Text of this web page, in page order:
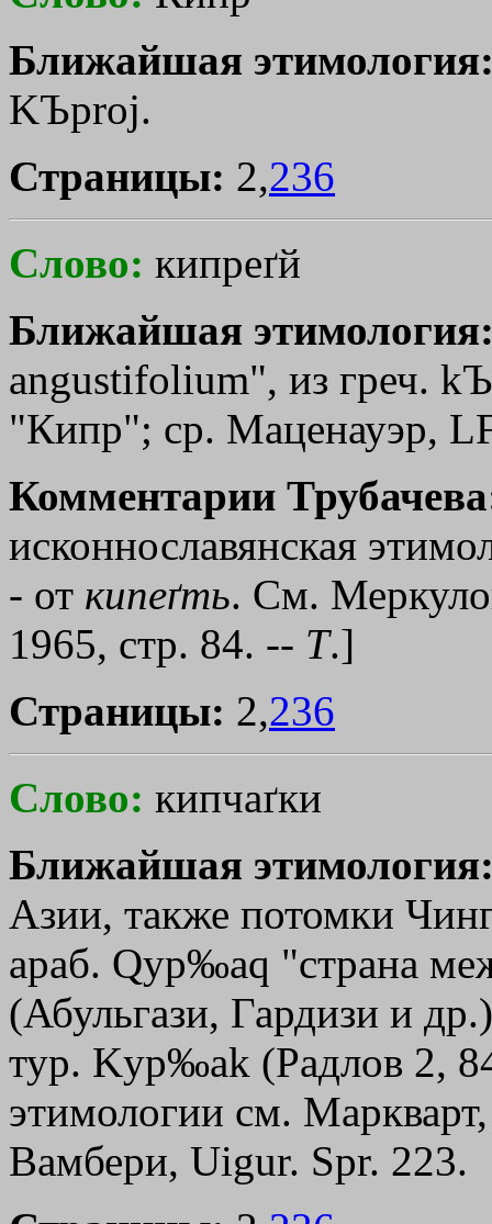
Ближайшая
KЪproj.
Страницы: 2,236
Слово: кипреґй
Ближайшая
angustifolium", из греч.
"Кипр"; ср. Маценауэр,
Комментарии
исконнославянская
- от кипеґть. См.
1965, стр. 84. -- Т.]
Страницы: 2,236
Слово: кипчаґки
Ближайшая
Азии, также потомки
араб. Qур‰аq "страна
(Абульгази, Гардизи и
тур. Kур‰аk (Радлов 2,
этимологии см.
Вамбери, Uigur. Spr. 223.